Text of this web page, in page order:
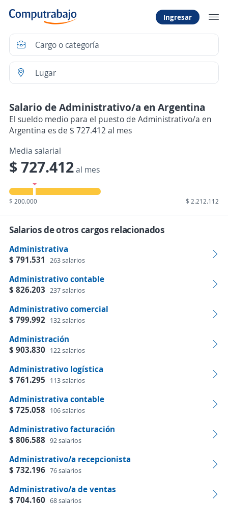
Ingresar
Salario de Administrativo/a en Argentina
El sueldo medio para el puesto de Administrativo/a en
Argentina es de $ 727.412 al mes
Media salarial
$ 727.412al mes
$ 200.000 $ 2.212.112
Salarios de otros cargos relacionados
Administrativa
$ 791.531
263 salarios
Administrativo contable
$ 826.203 237 salarios
Administrativo comercial
$ 799.992 132 salarios
Administración
$ 903.830 122 salarios
Administrativo logística
$ 761.295
113 salarios
Administrativa contable
$ 725.058
106 salarios
Administrativo facturación
$ 806.588 92 salarios
Administrativo/a recepcionista
$ 732.196 76 salarios
Administrativo/a de ventas
$ 704.160 68 salarios